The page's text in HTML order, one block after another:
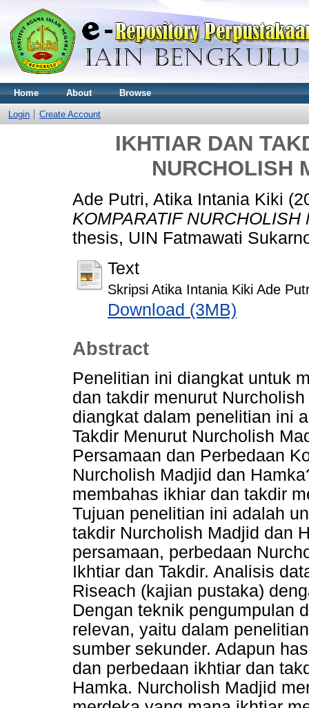
Home About Browse
Login Create Account
IKHTIAR DAN
NURCHOLISH
Ade Putri, Atika Intania Kiki
KOMPARATIF
thesis, UIN Fatmawati
Text
Skripsi Atika Intania Kiki Ade
Download (3MB)
Abstract
Penelitian ini diangkat untuk
dan takdir menurut
diangkat dalam penelitian ini
Takdir Menurut Nurcholish
Persamaan dan Perbedaan
Nurcholish Madjid dan
membahas ikhiar dan takdir
Tujuan penelitian ini adalah
takdir Nurcholish Madjid dan
persamaan, perbedaan
Ikhtiar dan Takdir. Analisis
Riseach (kajian pustaka)
Dengan teknik pengumpulan
relevan, yaitu dalam
sumber sekunder. Adapun
dan perbedaan ikhtiar dan
Hamka. Nurcholish Madjid